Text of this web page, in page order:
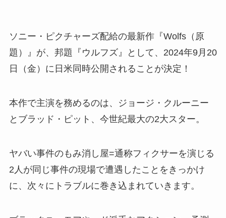
ソニー・ピクチャーズ配給の最新作『Wolfs（原
題）』が、邦題『ウルフズ』として、2024年9月20
日（金）に日米同時公開されることが決定！
本作で主演を務めるのは、ジョージ・クルーニー
とブラッド・ピット、今世紀最大の2大スター。
ヤバい事件のもみ消し屋=通称フィクサーを演じる
2人が同じ事件の現場で遭遇したことをきっかけ
に、次々にトラブルに巻き込まれていきます。